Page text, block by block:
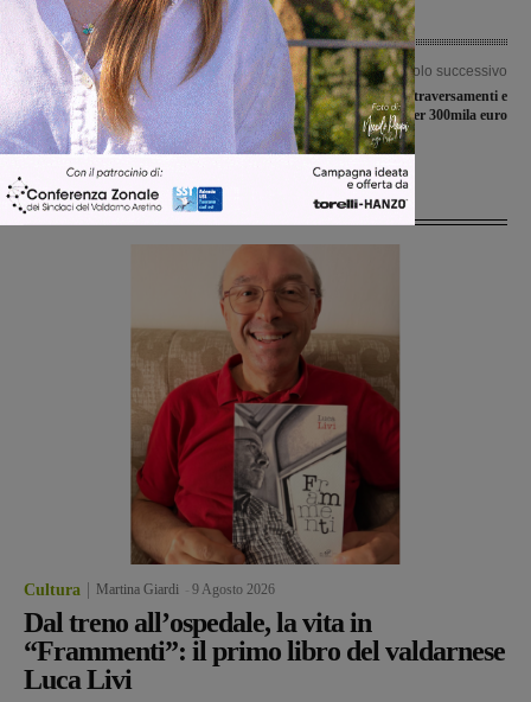
Articolo precedente
Conferenza di Ato, Sottili alla
sindaca: “Fornisca in Consiglio tutte
le informazioni”
Articolo successivo
Sicurezza stradale: attraversamenti e
marciapiedi per 300mila euro
Ultime Notizie
Cultura Martina Giardi 9 Agosto 2026
Dal treno all’ospedale, la vita in
“Frammenti”: il primo libro del valdarnese
Luca Livi